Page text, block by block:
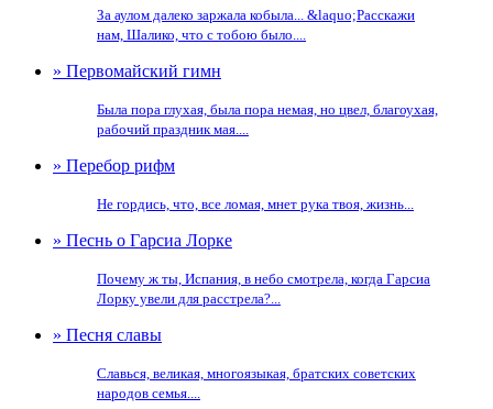
За аулом далеко заржала кобыла... &laquo;Расскажи
нам, Шалико, что с тобою было....
» Первомайский гимн
Была пора глухая, была пора немая, но цвел, благоухая,
рабочий праздник мая....
» Перебор рифм
Не гордись, что, все ломая, мнет рука твоя, жизнь...
» Песнь о Гарсиа Лорке
Почему ж ты, Испания, в небо смотрела, когда Гарсиа
Лорку увели для расстрела?...
» Песня славы
Славься, великая, многоязыкая, братских советских
народов семья....